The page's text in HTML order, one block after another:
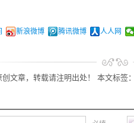
新浪微博 腾讯微博 人人网
文章，转载请注明出处！ 本文标签：